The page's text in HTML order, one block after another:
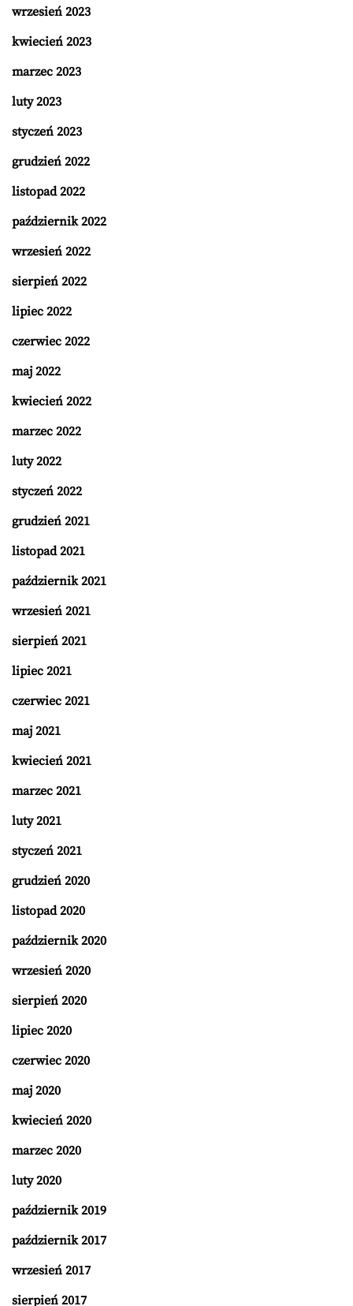
wrzesień 2023
kwiecień 2023
marzec 2023
luty 2023
styczeń 2023
grudzień 2022
listopad 2022
październik 2022
wrzesień 2022
sierpień 2022
lipiec 2022
czerwiec 2022
maj 2022
kwiecień 2022
marzec 2022
luty 2022
styczeń 2022
grudzień 2021
listopad 2021
październik 2021
wrzesień 2021
sierpień 2021
lipiec 2021
czerwiec 2021
maj 2021
kwiecień 2021
marzec 2021
luty 2021
styczeń 2021
grudzień 2020
listopad 2020
październik 2020
wrzesień 2020
sierpień 2020
lipiec 2020
czerwiec 2020
maj 2020
kwiecień 2020
marzec 2020
luty 2020
październik 2019
październik 2017
wrzesień 2017
sierpień 2017